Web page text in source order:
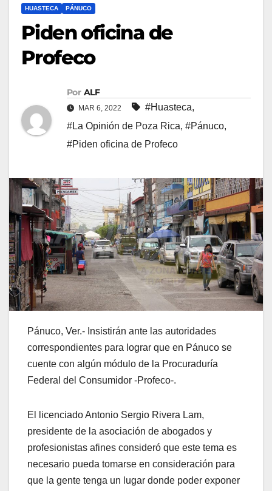
HUASTECA PÁNUCO
Piden oficina de
Profeco
Por ALF
MAR 6, 2022 #Huasteca,
#La Opinión de Poza Rica, #Pánuco,
#Piden oficina de Profeco
Pánuco, Ver.- Insistirán ante las autoridades
correspondientes para lograr que en Pánuco se
cuente con algún módulo de la Procuraduría
Federal del Consumidor -Profeco-.
El licenciado Antonio Sergio Rivera Lam,
presidente de la asociación de abogados y
profesionistas afines consideró que este tema es
necesario pueda tomarse en consideración para
que la gente tenga un lugar donde poder exponer